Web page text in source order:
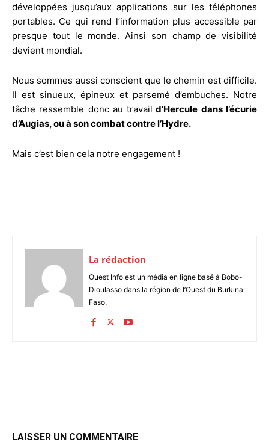
développées jusqu’aux applications sur les téléphones
portables. Ce qui rend l’information plus accessible par
presque tout le monde. Ainsi son champ de visibilité
devient mondial.
Nous sommes aussi conscient que le chemin est difficile.
Il est sinueux, épineux et parsemé d’embuches. Notre
tâche ressemble donc au travail d’Hercule dans l’écurie
d’Augias, ou à son combat contre l’Hydre.
Mais c’est bien cela notre engagement !
La rédaction
Ouest Info est un média en ligne basé à Bobo-
Dioulasso dans la région de l’Ouest du Burkina
Faso.
LAISSER UN COMMENTAIRE